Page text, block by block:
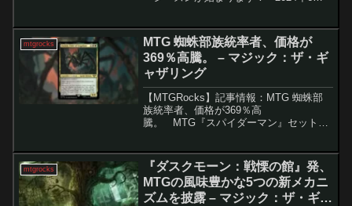
や公式の予告が公開されています。この
セッ...
mtgrocks
MTG 蜘蛛部族統率者、価格が
369％高騰。 – マジック：ザ・ギ
ャザリング
【MTGRocks】記事情報：MTG 蜘蛛部
族統率者、価格が369％高
騰。 MTG『スパイダーマン』セットの
特にスパイダー関連カードへの需要が急
増しており、その中心...
mtgrocks
『ダスクモーン：戦慄の館』発、
MTGの風味豊かな5つの新メカニ
ズムを披露 – マジック：ザ・ギャ